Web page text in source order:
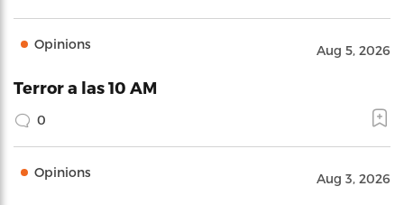
Opinions Aug 5, 2026
Terror a las 10 AM
0
Opinions Aug 3, 2026